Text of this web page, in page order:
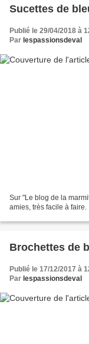
Sucettes de
Publié le 29/04/2018 à
Par lespassionsdeval
Sur "Le blog de la
amies, très facile à faire.
Brochettes de
Publié le 17/12/2017 à
Par lespassionsdeval